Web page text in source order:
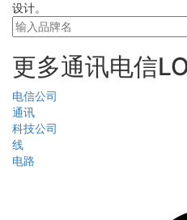
设计。
更多通讯电信
电信公司
通讯
科技公司
线
电路